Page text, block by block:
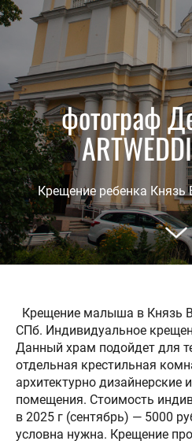
фотограф
Крещение ребенка
Крещение малыша в Князь
СПб. Индивидуальное
Данный храм подойдет для
отдельная крестильная
архитектурно дизайнерские
помещения. Стоимость
в 2025 г (сентябрь) — 5000
условна нужна. Крещение